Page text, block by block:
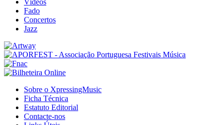
Vídeos
Fado
Concertos
Jazz
Sobre o XpressingMusic
Ficha Técnica
Estatuto Editorial
Contacte-nos